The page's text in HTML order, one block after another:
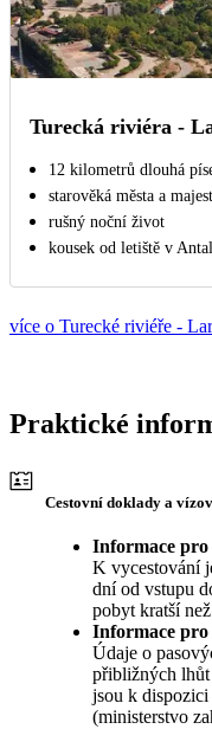
Turecká riviéra -
12 kilometrů dlouhá
starověká města a
rušný noční život
kousek od letiště v
více o Turecké riviéře -
Praktické
Cestovní doklady a
Informace pro
K vycestování
dní od vstupu
pobyt kratší
Informace pro
Údaje o
přibližných
jsou k
(ministerstvo